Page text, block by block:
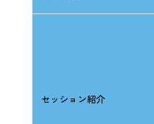
セッション紹介